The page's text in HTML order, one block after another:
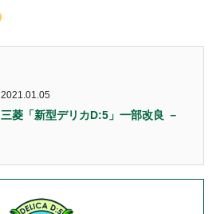
2021.01.05
三菱「新型デリカD:5」一部改良 －